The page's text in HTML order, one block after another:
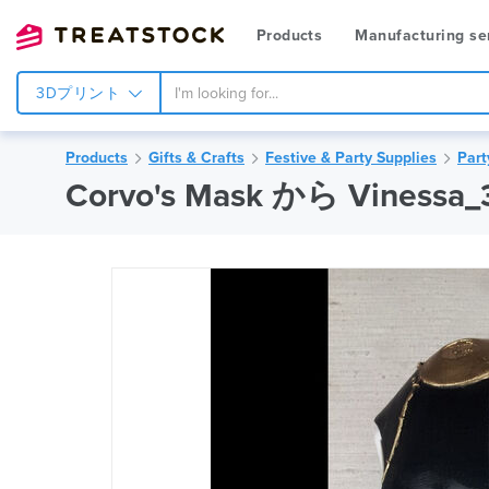
Products Manufacturing
3Dプリント
Products Gifts & Crafts Festive & Party Supplies
Corvo's Mask から